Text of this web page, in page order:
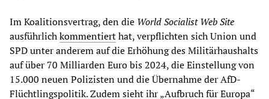
Im Koalitionsvertrag, den die World Socialist Web Site
ausführlichkommentierthat, verpflichten sich Union und
SPD unter anderem auf die Erhöhung des Militärhaushalts
auf über 70 Milliarden Euro bis 2024, die Einstellung von
15.000 neuen Polizisten und die Übernahme der AfD-
Flüchtlingspolitik. Zudem sieht ihr „Aufbruch für Europa“